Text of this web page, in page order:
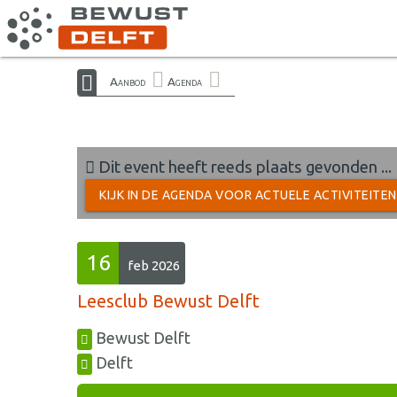
Aanbod Agenda
Dit event heeft reeds plaats gevonden ...
KIJK IN DE AGENDA VOOR ACTUELE
16 feb 2026
Leesclub Bewust Delft
Bewust Delft
Delft